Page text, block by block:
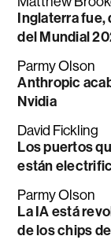
Inglaterra fue,
del Mundial
Parmy Olson
Anthropic
Nvidia
David Fickling
Los puertos
están
Parmy Olson
La IA está
de los chips